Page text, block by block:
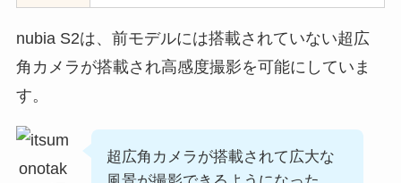
nubia S2は、前モデルには搭載されていない超広
角カメラが搭載され高感度撮影を可能にしていま
す。
超広角カメラが搭載されて広大な